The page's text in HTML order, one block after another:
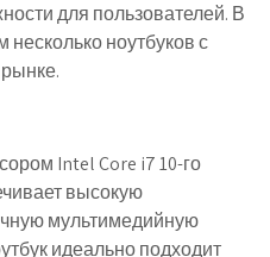
для пользователей. В
ноутбуков с
Intel Core i7 10-го
высокую
мультимедийную
идеально подходит